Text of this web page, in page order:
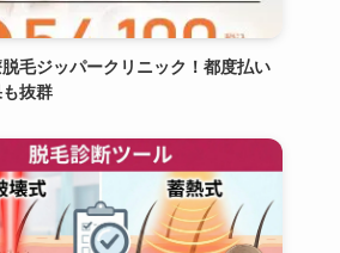
毛ジッパークリニック！都度払い
抜群